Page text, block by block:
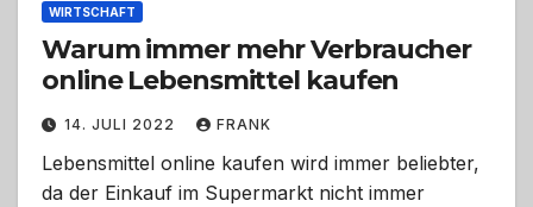
WIRTSCHAFT
Warum immer mehr Verbraucher
online Lebensmittel kaufen
14. JULI 2022 FRANK
Lebensmittel online kaufen wird immer beliebter,
da der Einkauf im Supermarkt nicht immer